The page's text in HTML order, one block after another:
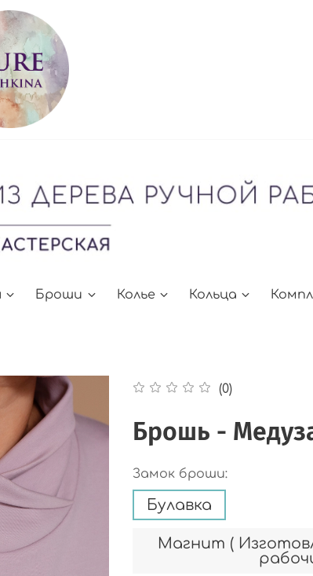
Броши Колье Кольца
(0)
Брошь -
Замок броши:
Булавка
Магнит (